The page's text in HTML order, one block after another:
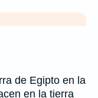
de Egipto en la
en la tierra